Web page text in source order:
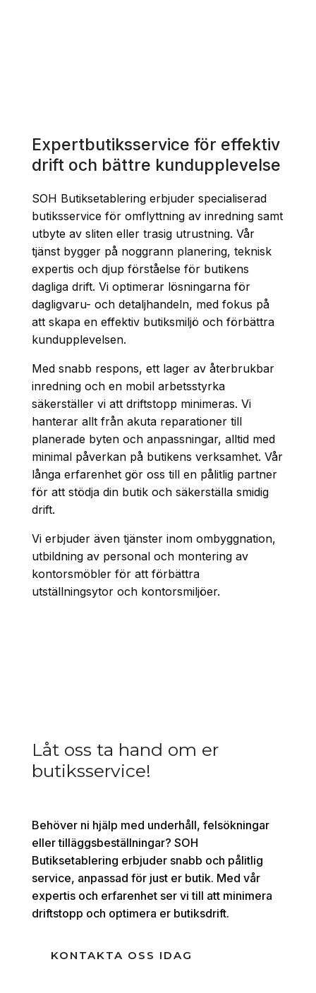
Expertbutiksservice för effektiv
drift och bättre kundupplevelse
SOH Butiksetablering erbjuder specialiserad
butiksservice för omflyttning av inredning samt
utbyte av sliten eller trasig utrustning. Vår
tjänst bygger på noggrann planering, teknisk
expertis och djup förståelse för butikens
dagliga drift. Vi optimerar lösningarna för
dagligvaru- och detaljhandeln, med fokus på
att skapa en effektiv butiksmiljö och förbättra
kundupplevelsen.
Med snabb respons, ett lager av återbrukbar
inredning och en mobil arbetsstyrka
säkerställer vi att driftstopp minimeras. Vi
hanterar allt från akuta reparationer till
planerade byten och anpassningar, alltid med
minimal påverkan på butikens verksamhet. Vår
långa erfarenhet gör oss till en pålitlig partner
för att stödja din butik och säkerställa smidig
drift.
Vi erbjuder även tjänster inom ombyggnation,
utbildning av personal och montering av
kontorsmöbler för att förbättra
utställningsytor och kontorsmiljöer.
Låt oss ta hand om er
butiksservice!
Behöver ni hjälp med underhåll, felsökningar
eller tilläggsbeställningar? SOH
Butiksetablering erbjuder snabb och pålitlig
service, anpassad för just er butik. Med vår
expertis och erfarenhet ser vi till att minimera
driftstopp och optimera er butiksdrift.
KONTAKTA OSS IDAG